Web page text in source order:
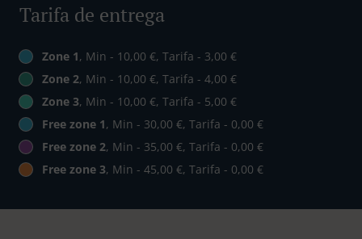
Tarifa de entrega
Zone 1, Min - 10,00 €, Tarifa - 3,00 €
Zone 2, Min - 10,00 €, Tarifa - 4,00 €
Zone 3, Min - 10,00 €, Tarifa - 5,00 €
Free zone 1, Min - 30,00 €, Tarifa - 0,00 €
Free zone 2, Min - 35,00 €, Tarifa - 0,00 €
Free zone 3, Min - 45,00 €, Tarifa - 0,00 €